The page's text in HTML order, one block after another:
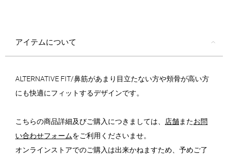
アイテムについて
ALTERNATIVE FIT/鼻筋があまり目立たない方や頬骨が高い方
にも快適にフィットするデザインです。
こちらの商品詳細及びご購入につきましては、 店舗またお問
い合わせフォームをご利用くださいませ。
オンラインストアでのご購入は出来かねますため、予めご了